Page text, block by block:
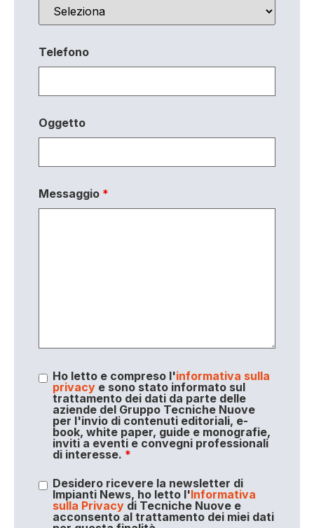
Telefono
Oggetto
Messaggio *
Ho letto e compreso l'informativa sulla
privacye sono stato informato sul
trattamento dei dati da parte delle
aziende del Gruppo Tecniche Nuove
per l'invio di contenuti editoriali, e-
book, white paper, guide e monografie,
inviti a eventi e convegni professionali
di interesse. *
Desidero ricevere la newsletter di
Impianti News, ho letto l'Informativa
sulla Privacydi Tecniche Nuove e
acconsento al trattamento dei miei dati